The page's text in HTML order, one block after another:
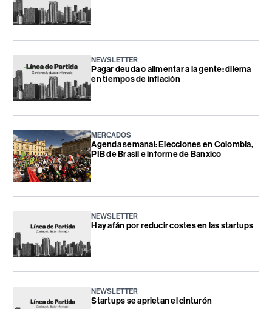
NEWSLETTER
Pagar deuda o alimentar a la gente: dilema
en tiempos de inflación
MERCADOS
Agenda semanal: Elecciones en Colombia,
PIB de Brasil e informe de Banxico
NEWSLETTER
Hay afán por reducir costes en las startups
NEWSLETTER
Startups se aprietan el cinturón